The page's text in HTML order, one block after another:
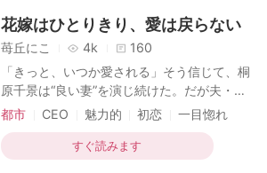
もない、彼がずっと願い続けた“たった一
人”への告白だった——
花嫁はひとりきり、愛は戻らない
苺丘にこ 4k
160
「きっと、いつか愛される」そう信じて、桐
原千景は“良い妻”を演じ続けた。だが夫・望
月颯斗の心には、忘れられない初恋の面影が
りきり。それでも彼を想うことだけが、生き
る理由だった——。そんな千景に、余命宣告
都市 CEO 魅力的 初恋
一目惚れ
ロマンス
現代
すぐ読みます